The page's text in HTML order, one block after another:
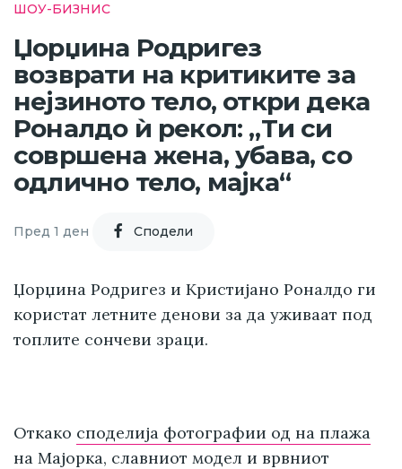
ШОУ-БИЗНИС
Џорџина Родригез
возврати на критиките за
нејзиното тело, откри дека
Роналдо ѝ рекол: „Ти си
совршена жена, убава, со
одлично тело, мајка“
Пред 1 ден Cподели
Џорџина Родригез и Кристијано Роналдо ги
користат летните денови за да уживаат под
топлите сончеви зраци.
Откако споделија фотографии од на плажа
на Мајорка, славниот модел и врвниот